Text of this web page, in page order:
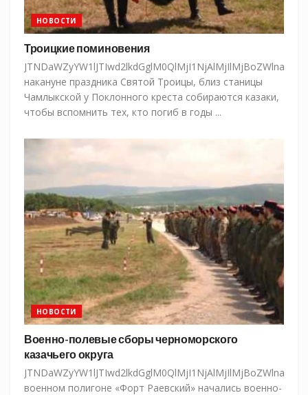
НОВОСТИ
Троицкие поминовения
накануне праздника Святой Троицы, близ станицы
Чамлыкской у Поклонного креста собираются казаки,
чтобы вспомнить тех, кто погиб в годы ...
НОВОСТИ
Военно-полевые сборы черноморского
казачьего округа
военном полигоне «Форт Раевский» начались военно-